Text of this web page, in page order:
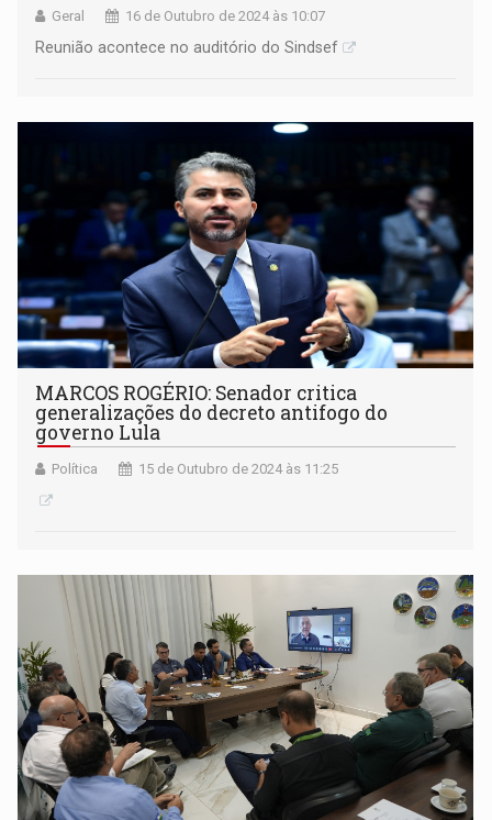
Geral 16 de Outubro de 2024 às 10:07
Reunião acontece no auditório do Sindsef
MARCOS ROGÉRIO: Senador critica
generalizações do decreto antifogo do
governo Lula
Política 15 de Outubro de 2024 às 11:25